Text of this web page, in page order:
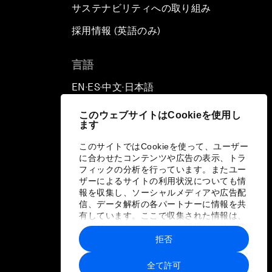
このウェブサイトはCookieを使用し
ます
このサイトではCookieを使って、ユーザー
に合わせたコンテンツや広告の表示、トラ
フィックの分析を行っています。またユー
ザーによるサイトの利用状況についても情
報を収集し、ソーシャルメディアや広告配
信、データ解析の各パートナーに情報を共
有しています。ここで収集された情報は、
ユーザーが各パートナーに提供した他の情
報や各パートナーのサービスを使用した際
に収集された情報と組み合わされ、各パー
トナーによって使用されることがありま
全て許可
拒否
サステナビリティへの取り組み
採用情報 (英語のみ)
言語
EN ▪ ES▪中文▪ 日本語